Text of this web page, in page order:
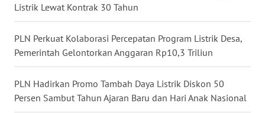
Listrik Lewat Kontrak 30 Tahun
PLN Perkuat Kolaborasi Percepatan Program Listrik Desa,
Pemerintah Gelontorkan Anggaran Rp10,3 Triliun
PLN Hadirkan Promo Tambah Daya Listrik Diskon 50
Persen Sambut Tahun Ajaran Baru dan Hari Anak Nasional
WN
SUMBAR
WN